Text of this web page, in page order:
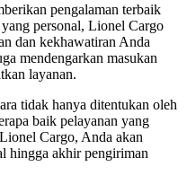
pengalaman terbaik
personal, Lionel Cargo
dan kekhawatiran Anda
mendengarkan masukan
layanan.
tidak hanya ditentukan oleh
baik pelayanan yang
Cargo, Anda akan
hingga akhir pengiriman